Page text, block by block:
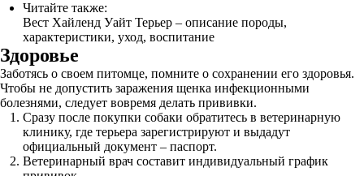
Читайте также:
Вест Хайленд Уайт Терьер – описание породы,
характеристики, уход, воспитание
Здоровье
Заботясь о своем питомце, помните о сохранении его здоровья.
Чтобы не допустить заражения щенка инфекционными
болезнями, следует вовремя делать прививки.
Сразу после покупки собаки обратитесь в ветеринарную
клинику, где терьера зарегистрируют и выдадут
официальный документ – паспорт.
Ветеринарный врач составит индивидуальный график